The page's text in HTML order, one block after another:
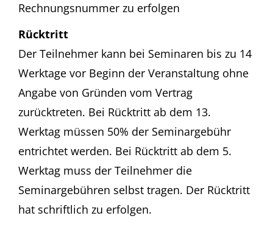
Rechnungsnummer zu erfolgen
Rücktritt
Der Teilnehmer kann bei Seminaren bis zu 14
Werktage vor Beginn der Veranstaltung ohne
Angabe von Gründen vom Vertrag
zurücktreten. Bei Rücktritt ab dem 13.
Werktag müssen 50% der Seminargebühr
entrichtet werden. Bei Rücktritt ab dem 5.
Werktag muss der Teilnehmer die
Seminargebühren selbst tragen. Der Rücktritt
hat schriftlich zu erfolgen.